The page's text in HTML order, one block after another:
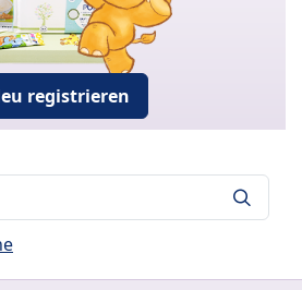
registrieren